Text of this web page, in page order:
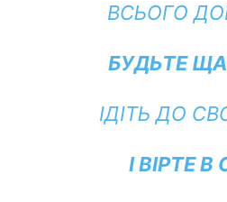
ВСЬОГО
БУДЬТЕ
ІДІТЬ ДО
І ВІРТЕ В